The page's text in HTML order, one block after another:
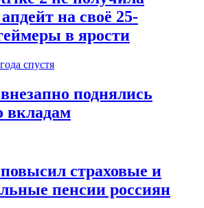
на своё 25-
в ярости
спустя
поднялись
вкладам
страховые и
пенсии россиян